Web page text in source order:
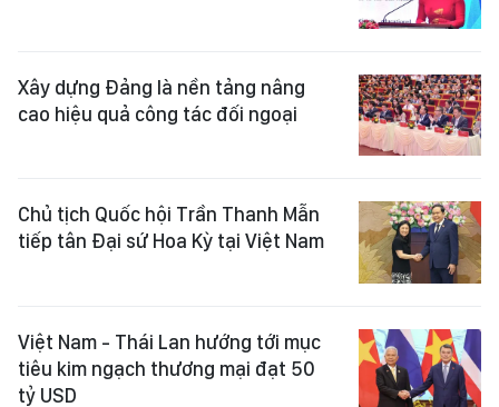
Xây dựng Đảng là nền tảng nâng
cao hiệu quả công tác đối ngoại
Chủ tịch Quốc hội Trần Thanh Mẫn
tiếp tân Đại sứ Hoa Kỳ tại Việt Nam
Việt Nam - Thái Lan hướng tới mục
tiêu kim ngạch thương mại đạt 50
tỷ USD